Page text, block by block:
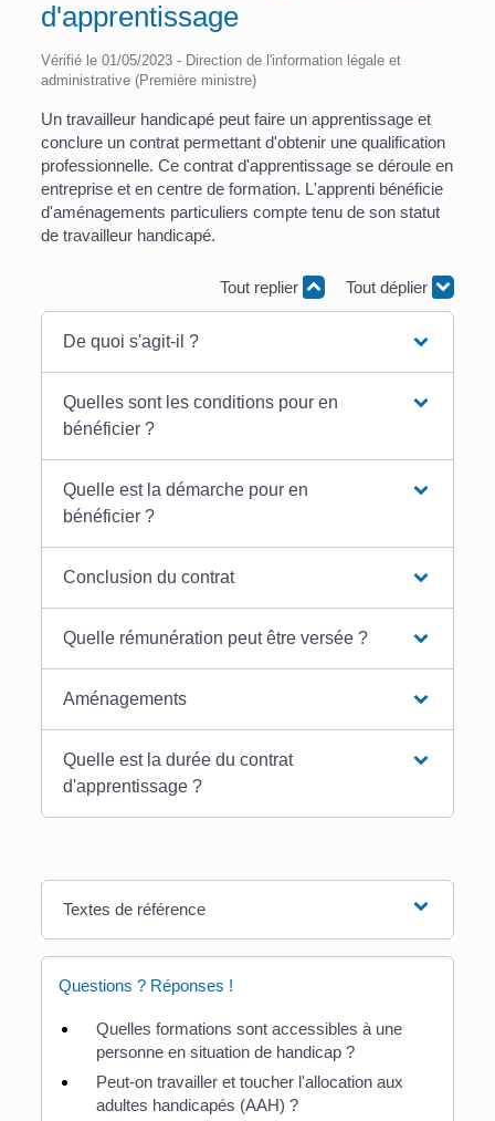
d'apprentissage
Vérifié le 01/05/2023 - Direction de l'information légale et
administrative (Première ministre)
Un travailleur handicapé peut faire un apprentissage et
conclure un contrat permettant d'obtenir une qualification
professionnelle. Ce contrat d'apprentissage se déroule en
entreprise et en centre de formation. L'apprenti bénéficie
d'aménagements particuliers compte tenu de son statut
de travailleur handicapé.
Tout replier Tout déplier
De quoi s'agit-il ?
Quelles sont les conditions pour en
bénéficier ?
Quelle est la démarche pour en
bénéficier ?
Conclusion du contrat
Quelle rémunération peut être versée ?
Aménagements
Quelle est la durée du contrat
d'apprentissage ?
Textes de référence
Questions ? Réponses !
Quelles formations sont accessibles à une
personne en situation de handicap ?
Peut-on travailler et toucher l'allocation aux
adultes handicapés (AAH) ?